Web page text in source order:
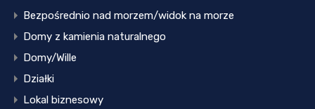
Bezpośrednio nad morzem/widok na morze
Domy z kamienia naturalnego
Domy/Wille
Działki
Lokal biznesowy